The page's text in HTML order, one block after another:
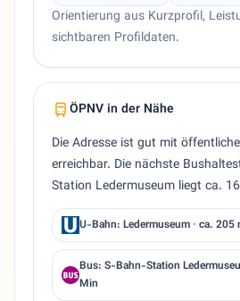
Orientierung aus Kurzprofil,
sichtbaren Profildaten.
ÖPNV in der Nähe
Die Adresse ist gut mit
erreichbar. Die nächste
Station Ledermuseum liegt ca.
U-Bahn: Ledermuseum · ca. 205
Bus: S-Bahn-Station
Min